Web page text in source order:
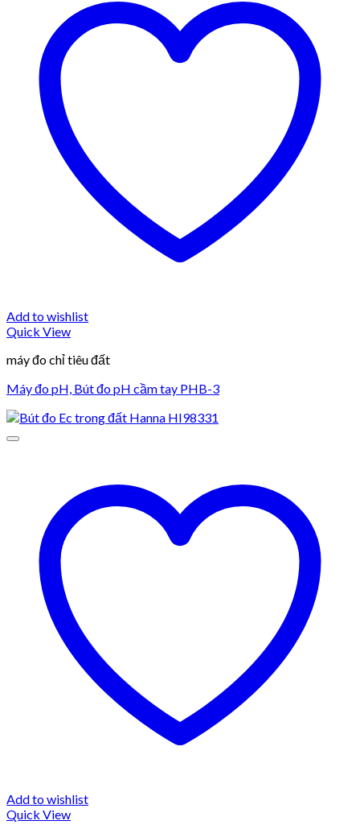
Add to wishlist
Quick View
máy đo chỉ tiêu đất
Máy đo pH, Bút đo pH cầm tay PHB-3
Add to wishlist
Quick View